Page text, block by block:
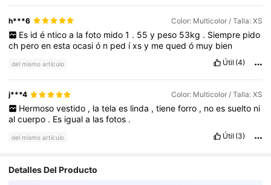
h***6 Color: Multicolor / Talla: XS
Es id é ntico a la foto mido 1 . 55 y peso 53kg . Siempre pido
ch peroenestaocasió n ped íxsy mequedó muy bien
del mismo artículo Útil (4)
j***4 Color: Multicolor / Talla: XS
Hermoso vestido , la tela es linda , tiene forro , no es suelto ni
alcuerpo . Es iguala lasfotos .
del mismo artículo Útil (3)
Detalles Del Producto